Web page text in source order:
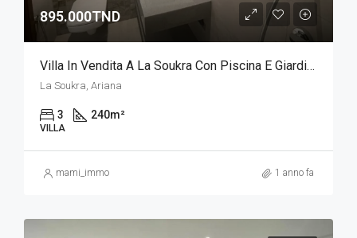
895.000TND
Villa In Vendita A La Soukra Con Piscina E Giardino
La Soukra, Ariana
3 240m²
VILLA
mami_immo 1 anno fa